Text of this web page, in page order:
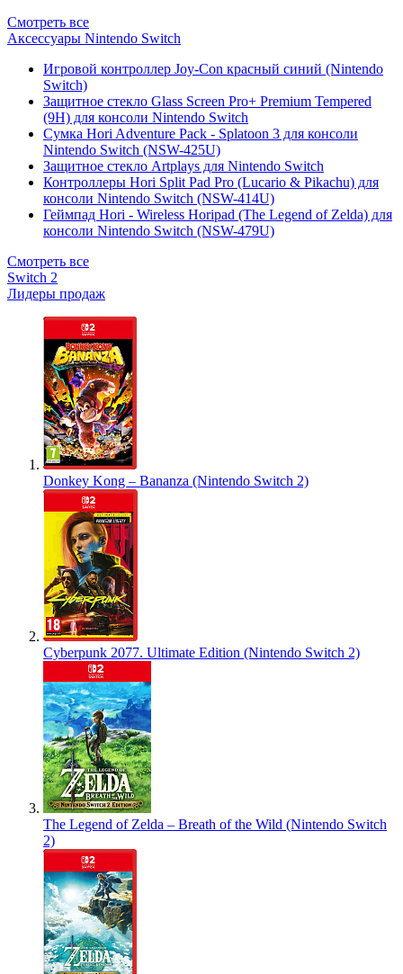
Смотреть все
Аксессуары Nintendo Switch
Игровой контроллер Joy-Con красный синий (Nintendo
Switch)
Защитное стекло Glass Screen Pro+ Premium Tempered
(9H) для консоли Nintendo Switch
Сумка Hori Adventure Pack - Splatoon 3 для консоли
Nintendo Switch (NSW-425U)
Защитное стекло Artplays для Nintendo Switch
Контроллеры Hori Split Pad Pro (Lucario & Pikachu) для
консоли Nintendo Switch (NSW-414U)
Геймпад Hori - Wireless Horipad (The Legend of Zelda) для
консоли Nintendo Switch (NSW-479U)
Смотреть все
Switch 2
Лидеры продаж
Donkey Kong – Bananza (Nintendo Switch 2)
Cyberpunk 2077. Ultimate Edition (Nintendo Switch 2)
The Legend of Zelda – Breath of the Wild (Nintendo Switch
2)